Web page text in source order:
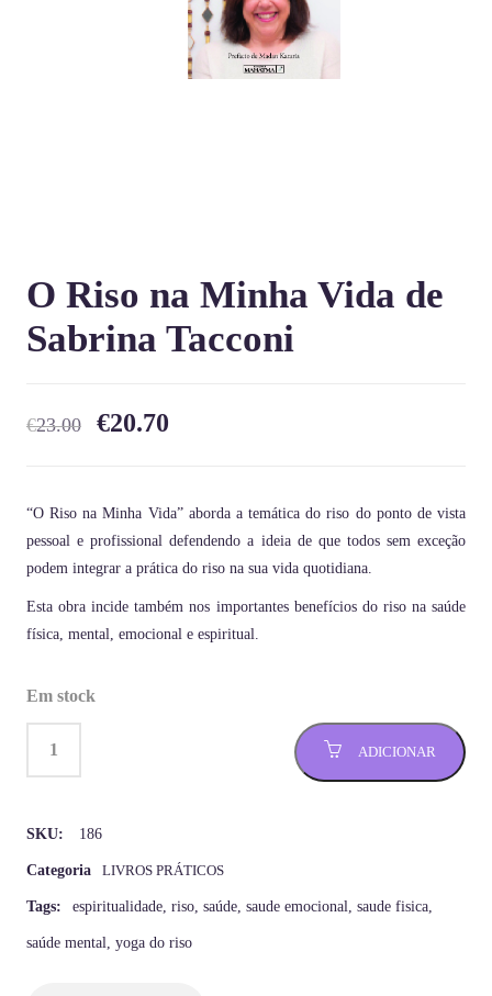
O Riso na Minha Vida de
Sabrina Tacconi
€23.00 €20.70
“O Riso na Minha Vida” aborda a temática do riso do ponto de vista
pessoal e profissional defendendo a ideia de que todos sem exceção
podem integrar a prática do riso na sua vida quotidiana.
Esta obra incide também nos importantes benefícios do riso na saúde
física, mental, emocional e espiritual.
Em stock
ADICIONAR
SKU: 186
Categoria LIVROS PRÁTICOS
Tags: espiritualidade, riso, saúde, saude emocional, saude fisica,
saúde mental, yoga do riso